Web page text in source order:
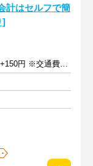
計はセルフで簡
]
時給1250円～【早朝】時給+150円 ※交通費支給